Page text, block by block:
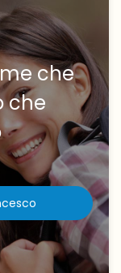
che
che